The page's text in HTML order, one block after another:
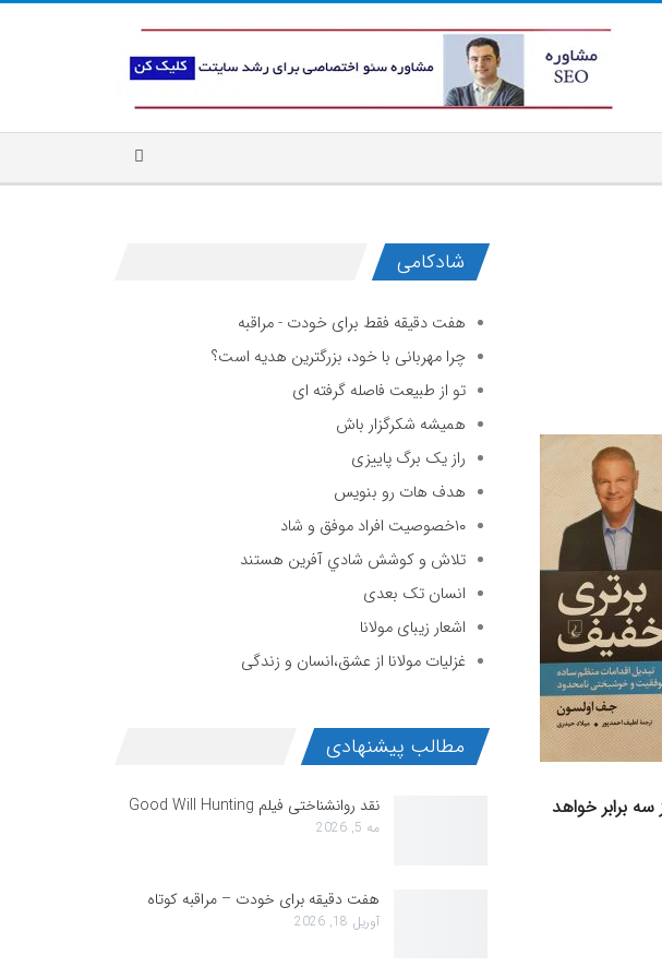
برابر خواهد
شادکامی
هفت دقیقه فقط برای خودت - مراقبه
چرا مهربانی با خود، بزرگترین هدیه است؟
تو از طبیعت فاصله گرفته ای
همیشه شکرگزار باش
راز یک برگ پاییزی
هدف هات رو بنویس
۱۰خصوصیت افراد موفق و شاد
تلاش و كوشش شادي آفرين هستند
انسان تک بعدی
اشعار زیبای مولانا
غزلیات مولانا از عشق،انسان و زندگی
مطالب پیشنهادی
نقد روانشناختی فیلم Good Will Hunting
مه 5, 2026
هفت دقیقه برای خودت – مراقبه کوتاه
آوریل 18, 2026